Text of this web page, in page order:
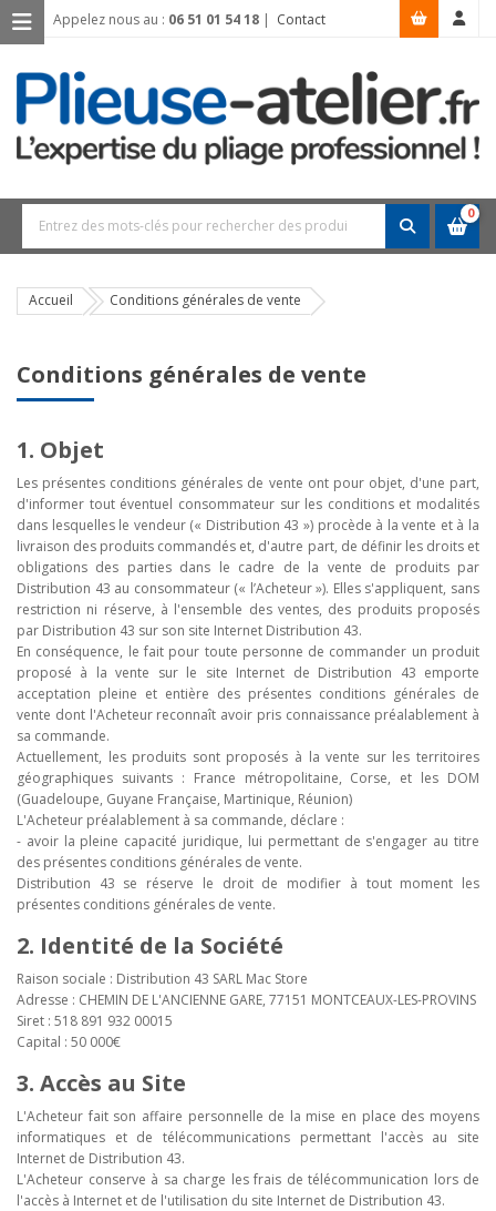
Appelez nous au : 06 51 01 54 18 | Contact
0
Accueil Conditions générales de vente
Conditions générales de vente
1. Objet
Les présentes conditions générales de vente ont pour objet, d'une part,
d'informer tout éventuel consommateur sur les conditions et modalités
dans lesquelles le vendeur (« Distribution 43 ») procède à la vente et à la
livraison des produits commandés et, d'autre part, de définir les droits et
obligations des parties dans le cadre de la vente de produits par
Distribution 43 au consommateur (« l’Acheteur »). Elles s'appliquent, sans
restriction ni réserve, à l'ensemble des ventes, des produits proposés
par Distribution 43 sur son site Internet Distribution 43.
En conséquence, le fait pour toute personne de commander un produit
proposé à la vente sur le site Internet de Distribution 43 emporte
acceptation pleine et entière des présentes conditions générales de
vente dont l'Acheteur reconnaît avoir pris connaissance préalablement à
sa commande.
Actuellement, les produits sont proposés à la vente sur les territoires
géographiques suivants : France métropolitaine, Corse, et les DOM
(Guadeloupe, Guyane Française, Martinique, Réunion)
L'Acheteur préalablement à sa commande, déclare :
- avoir la pleine capacité juridique, lui permettant de s'engager au titre
des présentes conditions générales de vente.
Distribution 43 se réserve le droit de modifier à tout moment les
présentes conditions générales de vente.
2. Identité de la Société
Raison sociale : Distribution 43 SARL Mac Store
Adresse : CHEMIN DE L'ANCIENNE GARE, 77151 MONTCEAUX-LES-PROVINS
Siret : 518 891 932 00015
Capital : 50 000€
3. Accès au Site
L'Acheteur fait son affaire personnelle de la mise en place des moyens
informatiques et de télécommunications permettant l'accès au site
Internet de Distribution 43.
L'Acheteur conserve à sa charge les frais de télécommunication lors de
l'accès à Internet et de l'utilisation du site Internet de Distribution 43.